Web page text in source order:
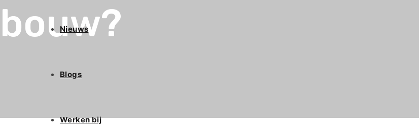
Nieuws
Blogs
Werken bij
bouw?